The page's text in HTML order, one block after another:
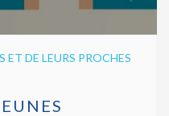
ET DE LEURS PROCHES